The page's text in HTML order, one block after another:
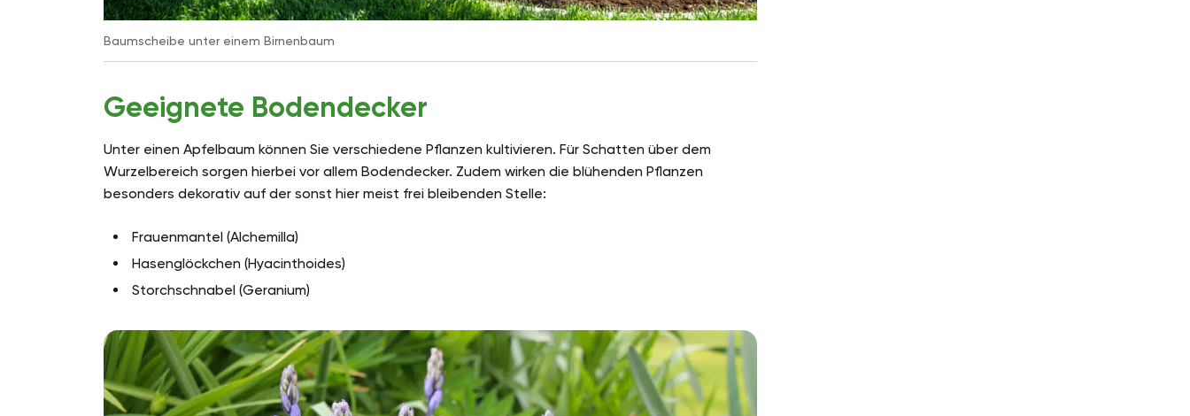
Baumscheibe unter einem Birnenbaum
Geeignete Bodendecker
Unter einen Apfelbaum können Sie verschiedene Pflanzen kultivieren. Für Schatten über dem
Wurzelbereich sorgen hierbei vor allem Bodendecker. Zudem wirken die blühenden Pflanzen
besonders dekorativ auf der sonst hier meist frei bleibenden Stelle:
Frauenmantel (Alchemilla)
Hasenglöckchen (Hyacinthoides)
Storchschnabel (Geranium)